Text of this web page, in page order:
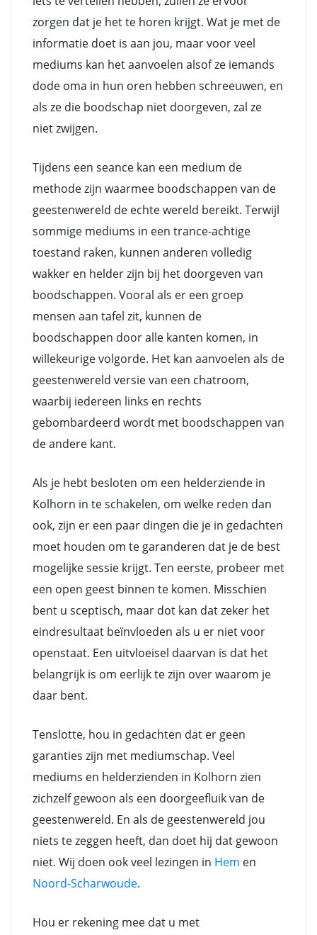
zorgen dat je het te horen krijgt. Wat je met de
informatie doet is aan jou, maar voor veel
mediums kan het aanvoelen alsof ze iemands
dode oma in hun oren hebben schreeuwen, en
als ze die boodschap niet doorgeven, zal ze
niet zwijgen.
Tijdens een seance kan een medium de
methode zijn waarmee boodschappen van de
geestenwereld de echte wereld bereikt. Terwijl
sommige mediums in een trance-achtige
toestand raken, kunnen anderen volledig
wakker en helder zijn bij het doorgeven van
boodschappen. Vooral als er een groep
mensen aan tafel zit, kunnen de
boodschappen door alle kanten komen, in
willekeurige volgorde. Het kan aanvoelen als de
geestenwereld versie van een chatroom,
waarbij iedereen links en rechts
gebombardeerd wordt met boodschappen van
de andere kant.
Als je hebt besloten om een helderziende in
Kolhorn in te schakelen, om welke reden dan
ook, zijn er een paar dingen die je in gedachten
moet houden om te garanderen dat je de best
mogelijke sessie krijgt. Ten eerste, probeer met
een open geest binnen te komen. Misschien
bent u sceptisch, maar dot kan dat zeker het
eindresultaat beïnvloeden als u er niet voor
openstaat. Een uitvloeisel daarvan is dat het
belangrijk is om eerlijk te zijn over waarom je
daar bent.
Tenslotte, hou in gedachten dat er geen
garanties zijn met mediumschap. Veel
mediums en helderzienden in Kolhorn zien
zichzelf gewoon als een doorgeefluik van de
geestenwereld. En als de geestenwereld jou
niets te zeggen heeft, dan doet hij dat gewoon
niet. Wij doen ook veel lezingen in Hem en
Noord-Scharwoude.
Hou er rekening mee dat u met